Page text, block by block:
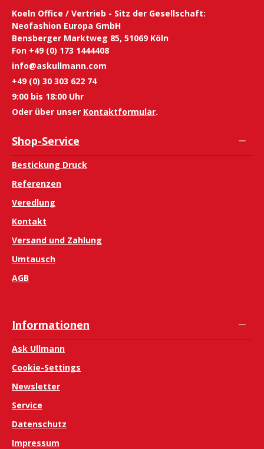
Koeln Office / Vertrieb - Sitz der Gesellschaft:
Neofashion Europa GmbH
Bensberger Marktweg 85, 51069 Köln
Fon +49 (0) 173 1444408
info@askullmann.com
+49 (0) 30 303 622 74
9:00 bis 18:00 Uhr
Oder über unser Kontaktformular.
Shop-Service
Bestickung Druck
Referenzen
Veredlung
Kontakt
Versand und Zahlung
Umtausch
AGB
Informationen
Ask Ullmann
Cookie-Settings
Newsletter
Service
Datenschutz
Impressum